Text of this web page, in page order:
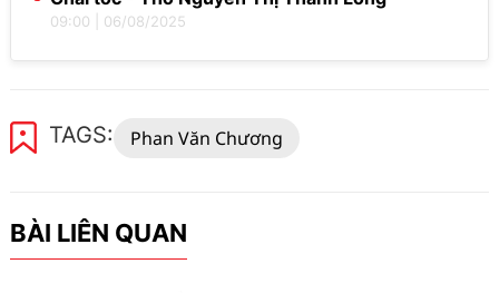
09:00 06/08/2025
TAGS: Phan Văn Chương
BÀI LIÊN QUAN